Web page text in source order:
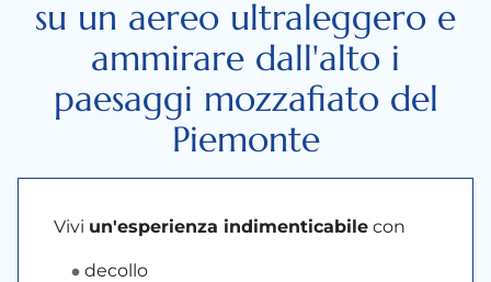
su un aereo ultraleggero e
ammirare dall'alto i
paesaggi mozzafiato del
Piemonte
Vivi un'esperienza indimenticabile con
decollo